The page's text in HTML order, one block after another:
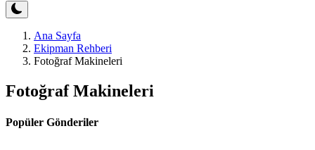
Ana Sayfa
Ekipman Rehberi
Fotoğraf Makineleri
Fotoğraf Makineleri
Popüler Gönderiler